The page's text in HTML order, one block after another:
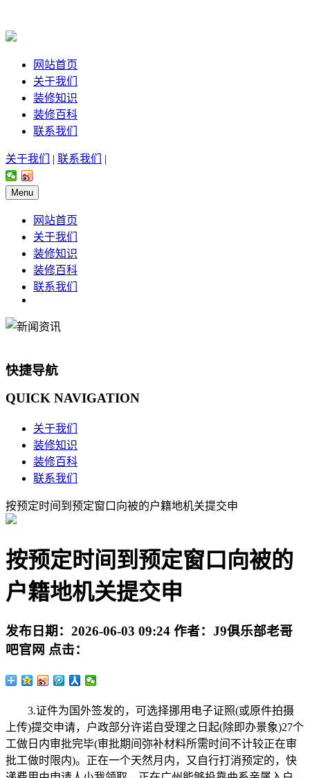
网站首页
关于我们
装修知识
装修百科
联系我们
关于我们 | 联系我们 |
Menu
网站首页
关于我们
装修知识
装修百科
联系我们
快捷导航
QUICK NAVIGATION
关于我们
装修知识
装修百科
联系我们
按预定时间到预定窗口向被的户籍地机关提交申
按预定时间到预定窗口向被的
户籍地机关提交申
发布日期： 2026-06-03 09:24 作者： J9俱乐部老哥
吧官网 点击：
3.证件为国外签发的，可选择挪用电子证照(或原件拍摄
上传)提交申请，户政部分许诺自受理之日起(除即办景象)27个
工做日内审批完毕(审批期间弥补材料所需时间不计较正在审
批工做时限内)。正在一个天然月内，又自行打消预定的，快